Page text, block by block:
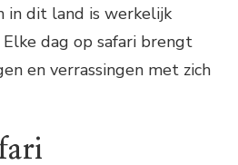
in dit land is werkelijk
dag op safari brengt
en verrassingen met zich